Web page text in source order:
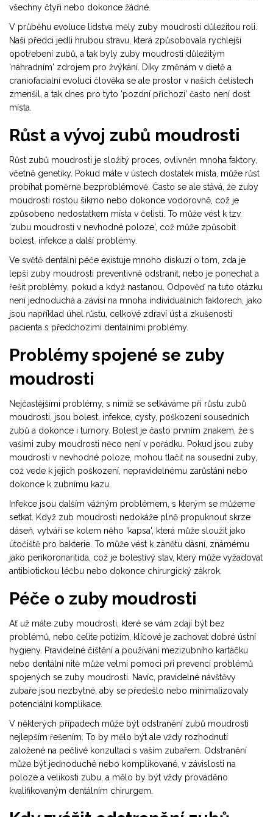
všechny čtyři nebo dokonce žádné.
V průběhu evoluce lidstva měly zuby moudrosti důležitou roli.
Naši předci jedli hrubou stravu, která způsobovala rychlejší
opotřebení zubů, a tak byly zuby moudrosti důležitým
'náhradním' zdrojem pro žvýkání. Díky změnám v dietě a
craniofacialní evoluci člověka se ale prostor v našich čelistech
zmenšil, a tak dnes pro tyto 'pozdní příchozí' často není dost
místa.
Růst a vývoj zubů moudrosti
Růst zubů moudrosti je složitý proces, ovlivněn mnoha faktory,
včetně genetiky. Pokud máte v ústech dostatek místa, může růst
probíhat poměrně bezproblémově. Často se ale stává, že zuby
moudrosti rostou šikmo nebo dokonce vodorovně, což je
způsobeno nedostatkem místa v čelisti. To může vést k tzv.
'zubu moudrosti v nevhodné poloze', což může způsobit
bolest, infekce a další problémy.
Ve světě dentální péče existuje mnoho diskuzí o tom, zda je
lepší zuby moudrosti preventivně odstranit, nebo je ponechat a
řešit problémy, pokud a když nastanou. Odpověď na tuto otázku
není jednoduchá a závisí na mnoha individuálních faktorech, jako
jsou například úhel růstu, celkové zdraví úst a zkušenosti
pacienta s předchozími dentálními problémy.
Problémy spojené se zuby
moudrosti
Nejčastějšími problémy, s nimiž se setkáváme při růstu zubů
moudrosti, jsou bolest, infekce, cysty, poškození sousedních
zubů a dokonce i tumory. Bolest je často prvním znakem, že s
vašimi zuby moudrosti něco není v pořádku. Pokud jsou zuby
moudrosti v nevhodné poloze, mohou tlačit na sousední zuby,
což vede k jejich poškození, nepravidelnému zarůstání nebo
dokonce k zubnímu kazu.
Infekce jsou dalším vážným problémem, s kterým se můžeme
setkat. Když zub moudrosti nedokáže plně propuknout skrze
dáseň, vytváří se kolem něho 'kapsa', která může sloužit jako
útočiště pro bakterie. To může vést k zánětu dásní, známému
jako perikoronaritida, což je bolestivý stav, který může vyžadovat
antibiotickou léčbu nebo dokonce chirurgický zákrok.
Péče o zuby moudrosti
Ať už máte zuby moudrosti, které se vám zdají být bez
problémů, nebo čelíte potížím, klíčové je zachovat dobré ústní
hygieny. Pravidelné čištění a používání mezizubního kartáčku
nebo dentální nitě může velmi pomoci při prevenci problémů
spojených se zuby moudrosti. Navíc, pravidelné návštěvy
zubaře jsou nezbytné, aby se předešlo nebo minimalizovaly
potenciální komplikace.
V některých případech může být odstranění zubů moudrosti
nejlepším řešením. To by mělo být ale vždy rozhodnutí
založené na pečlivé konzultaci s vaším zubařem. Odstranění
může být jednoduché nebo komplikované, v závislosti na
poloze a velikosti zubu, a mělo by být vždy prováděno
kvalifikovaným dentálním chirurgem.